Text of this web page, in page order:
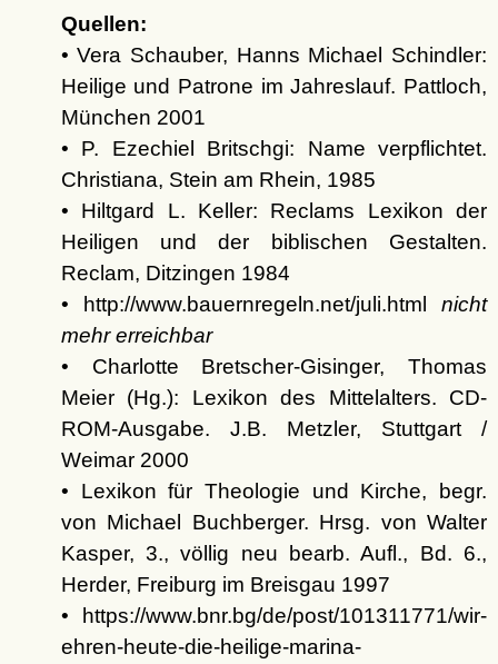
Quellen:
• Vera Schauber, Hanns Michael Schindler:
Heilige und Patrone im Jahreslauf. Pattloch,
München 2001
• P. Ezechiel Britschgi: Name verpflichtet.
Christiana, Stein am Rhein, 1985
• Hiltgard L. Keller: Reclams Lexikon der
Heiligen und der biblischen Gestalten.
Reclam, Ditzingen 1984
• http://www.bauernregeln.net/juli.html nicht
mehr erreichbar
• Charlotte Bretscher-Gisinger, Thomas
Meier (Hg.): Lexikon des Mittelalters. CD-
ROM-Ausgabe. J.B. Metzler, Stuttgart /
Weimar 2000
• Lexikon für Theologie und Kirche, begr.
von Michael Buchberger. Hrsg. von Walter
Kasper, 3., völlig neu bearb. Aufl., Bd. 6.,
Herder, Freiburg im Breisgau 1997
• https://www.bnr.bg/de/post/101311771/wir-
ehren-heute-die-heilige-marina-